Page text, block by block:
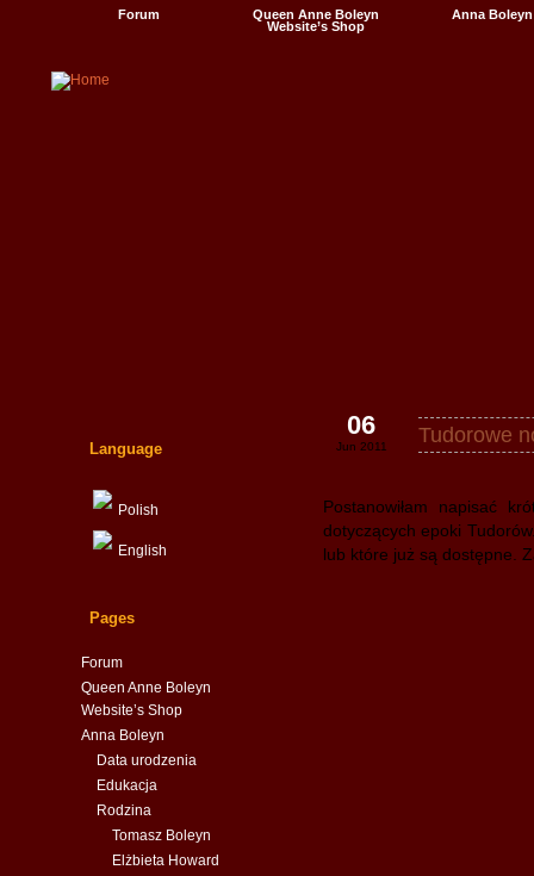
Forum
Queen Anne Boleyn
Website’s Shop
Anna Boleyn
Tudorowe
06
Jun 2011
Postanowiłam napisać
dotyczących epoki
lub które już są dostępne.
Language
Polish
English
Pages
Forum
Queen Anne Boleyn
Website’s Shop
Anna Boleyn
Data urodzenia
Edukacja
Rodzina
Tomasz Boleyn
Elżbieta Howard